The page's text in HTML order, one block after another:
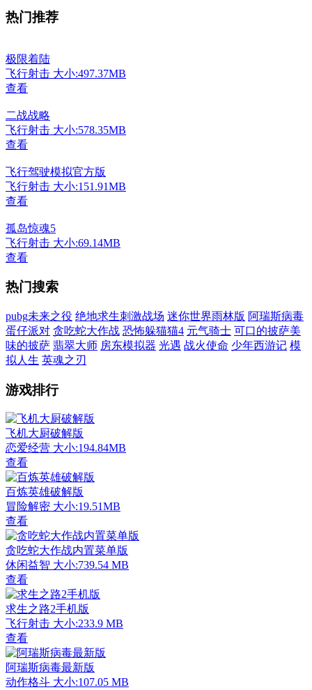
热门推荐
极限着陆
飞行射击 大小:497.37MB
查看
二战战略
飞行射击 大小:578.35MB
查看
飞行驾驶模拟官方版
飞行射击 大小:151.91MB
查看
孤岛惊魂5
飞行射击 大小:69.14MB
查看
热门搜索
pubg未来之役 绝地求生刺激战场 迷你世界雨林版 阿瑞斯病毒
蛋仔派对 贪吃蛇大作战 恐怖躲猫猫4 元气骑士 可口的披萨美
味的披萨 翡翠大师 房东模拟器 光遇 战火使命 少年西游记 模
拟人生 英魂之刃
游戏排行
飞机大厨破解版
恋爱经营 大小:194.84MB
查看
百炼英雄破解版
冒险解密 大小:19.51MB
查看
贪吃蛇大作战内置菜单版
休闲益智 大小:739.54 MB
查看
求生之路2手机版
飞行射击 大小:233.9 MB
查看
阿瑞斯病毒最新版
动作格斗 大小:107.05 MB